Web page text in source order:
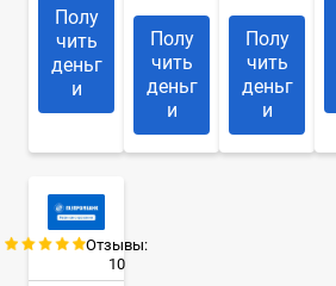
Полу
чить
деньг
и
Полу
чить
деньг
и
Полу
чить
деньг
и
Отзывы:
10